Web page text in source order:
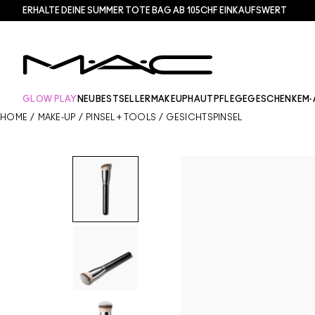
ERHALTE DEINE SUMMER TOTE BAG AB 105CHF EINKAUFSWERT​
GLOW PLAY NEU BESTSELLER MAKEUP HAUTPFLEGEGESCHENKE
HOME / MAKE-UP / PINSEL + TOOLS / GESICHTSPINSEL